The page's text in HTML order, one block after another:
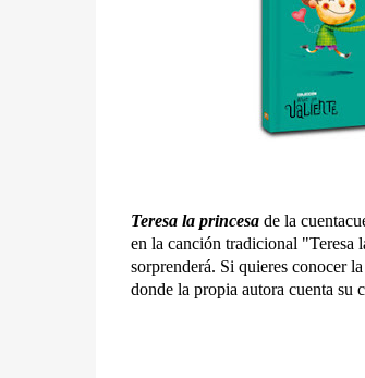
Teresa la princesade la
en la canción tradicional "Teresa
sorprenderá. Si quieres conocer
donde la propia autora cuenta su